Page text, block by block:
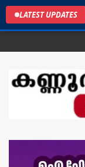
LATEST UPDATES